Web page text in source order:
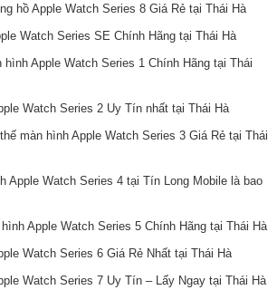
hồ Apple Watch Series 8 Giá Rẻ tại Thái Hà
Watch Series SE Chính Hãng tại Thái Hà
Apple Watch Series 1 Chính Hãng tại Thái
Watch Series 2 Uy Tín nhất tại Thái Hà
màn hình Apple Watch Series 3 Giá Rẻ tại Thái
Apple Watch Series 4 tại Tín Long Mobile là bao
Apple Watch Series 5 Chính Hãng tại Thái Hà
Watch Series 6 Giá Rẻ Nhất tại Thái Hà
Watch Series 7 Uy Tín – Lấy Ngay tại Thái Hà